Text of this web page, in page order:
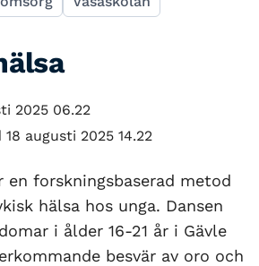
2025 06.22
augusti 2025 14.22
en forskningsbaserad metod
hälsa hos unga. Dansen
i ålder 16-21 år i Gävle
besvär av oro och